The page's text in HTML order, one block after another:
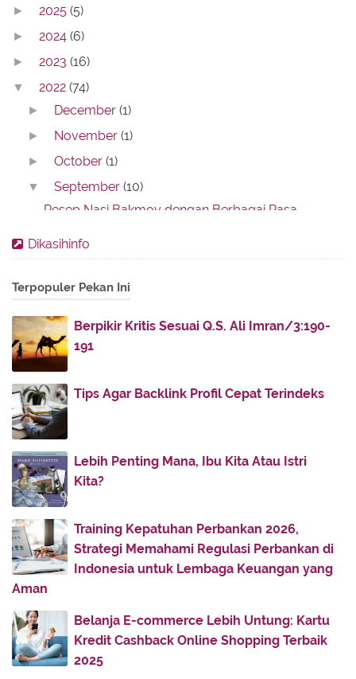
► 2025 (5)
► 2024 (6)
► 2023 (16)
▼ 2022 (74)
► December(1)
► November(1)
► October(1)
▼ September(10)
Resep Nasi Bakmoy dengan Berbagai Rasa
Cara Memilih Obat Panas Anak di Toko yang Aman
Build Harith yang Wajib Ada dan Cara
Menggunakannya
Apa Saja 5 Benda yang Wajib Dibawa Liburan di
Pant...
Cara Tepat Lakukan Penggalangan Donasi Online
Muda...
Review IDN App idntimes.com Secara Detail Pada
Men...
Cara Membuat Website Toko Online dengan
Mudah
Berikan yang Terbaik untuk Sosok Tercinta dengan
N...
►
► July(3)
► June(6)
► May(8)
Dikasihinfo
Terpopuler Pekan Ini
Berpikir Kritis Sesuai Q.S. Ali Imran/3:190-
191
Tips Agar Backlink Profil Cepat Terindeks
Lebih Penting Mana, Ibu Kita Atau Istri
Kita?
Training Kepatuhan Perbankan 2026,
Strategi Memahami Regulasi Perbankan di
Indonesia untuk Lembaga Keuangan yang
Aman
Belanja E-commerce Lebih Untung: Kartu
Kredit Cashback Online Shopping Terbaik
2025